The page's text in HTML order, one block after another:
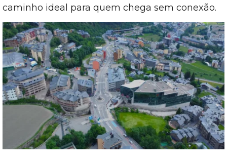
caminho ideal para quem chega sem conexão.